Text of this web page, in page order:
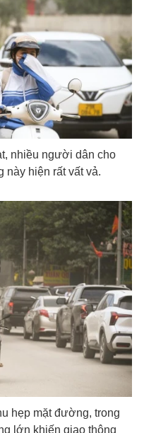
nhiều người dân cho
hiện rất vất vả.
hẹp mặt đường, trong
lớn khiến giao thông
hôm bụi dày quá phải
rõ mặt đường. Hôm
đi lại rất cực”, một
sẻ.